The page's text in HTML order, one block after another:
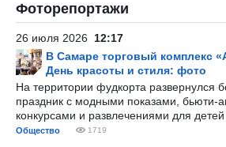
Фоторепортажи
26 июля 2026 12:17
В Самаре торговый комплекс
День красоты и стиля: фото
На территории фудкорта развернулся
праздник с модными показами, бьюти-
конкурсами и развлечениями для детей
Общество 1719